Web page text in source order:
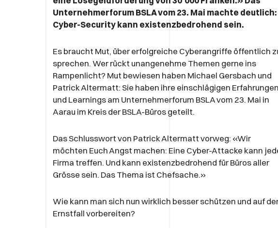
Unternehmerforum BSLA vom 23. Mai machte deutlich:
Cyber-Security kann existenzbedrohend sein.
Es braucht Mut, über erfolgreiche Cyberangriffe öffentlich
sprechen. Wer rückt unangenehme Themen gerne ins
Rampenlicht? Mut bewiesen haben Michael Gersbach und
Patrick Altermatt: Sie haben ihre einschlägigen Erfahrungen
und Learnings am Unternehmerforum BSLA vom 23. Mai in
Aarau im Kreis der BSLA-Büros geteilt.
Das Schlusswort von Patrick Altermatt vorweg: «Wir
möchten Euch Angst machen: Eine Cyber-Attacke kann
Firma treffen. Und kann existenzbedrohend für Büros aller
Grösse sein. Das Thema ist Chefsache.»
Wie kann man sich nun wirklich besser schützen und auf
Ernstfall vorbereiten?